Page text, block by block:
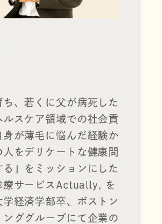
ち、若くに父が病死した
ルスケア領域での社会貢
身が薄毛に悩んだ経験か
人をデリケートな健康問
」をミッションにした
療サービス Actually,
を
経済学部卒、ボストン
ンググループにて企業の